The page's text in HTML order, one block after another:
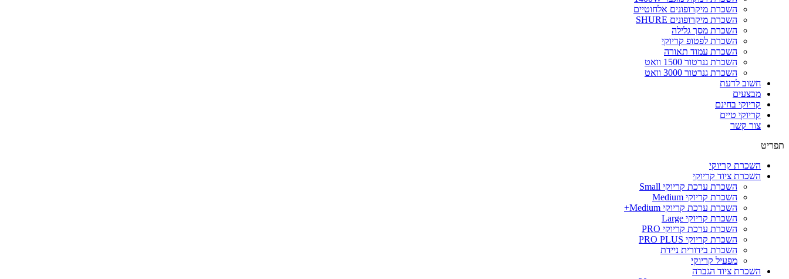
השכרת מיקרופונים אלחוטיים
השכרת מיקרופונים SHURE
השכרת מסך גלילה
השכרת לפטופ קריוקי
השכרת עמוד תאורה
השכרת גנרטור 1500 וואט
השכרת גנרטור 3000 וואט
חשוב לדעת
מבצעים
קריוקי בחינם
קריוקי טיים
צור קשר
תפריט
השכרת קריוקי
השכרת ציוד קריוקי
השכרת ערכת קריוקי Small
השכרת קריוקי Medium
השכרת ערכת קריוקי Medium+
השכרת קריוקי Large
השכרת ערכת קריוקי PRO
השכרת קריוקי PRO PLUS
השכרת בידורית ניידת
מפעיל קריוקי
השכרת ציוד הגברה